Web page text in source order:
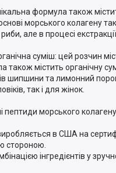
формула також
морського колагену
але в процесі
суміш: цей розчин
також містить органічну
шипшини та лимонний
так і для жінок.
пептиди морського
в США на
стороною.
інгредієнтів у